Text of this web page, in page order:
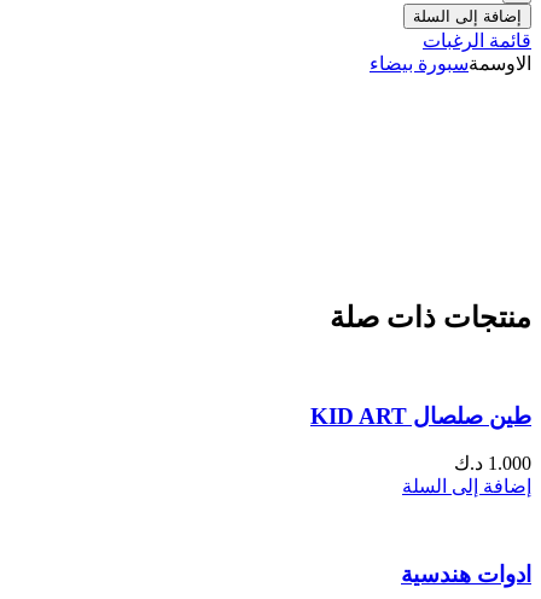
إضافة إلى السلة
قائمة الرغبات
الاوسمةسبورة بيضاء
منتجات ذات صلة
طين صلصال KID ART
1.000 د.ك
إضافة إلى السلة
ادوات هندسية